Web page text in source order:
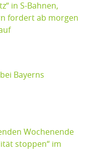
in S-Bahnen,
fordert ab morgen
Bayerns
Wochenende
stoppen“ im